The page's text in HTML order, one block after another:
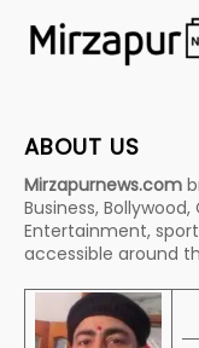
ABOUT US
Mirzapurnews.com
Business,
Entertainment,
accessible around